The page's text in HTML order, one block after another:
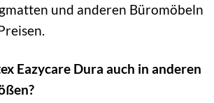
und anderen Büromöbeln
Eazycare Dura auch in anderen